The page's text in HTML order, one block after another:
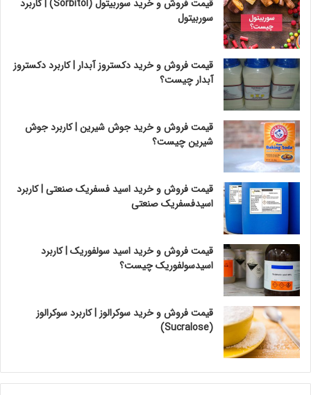
قیمت فروش و خرید سوربیتول (Sorbitol) | کاربرد
سوربیتول
قیمت فروش و خرید دکستروز آبدار | کاربرد دکستروز
آبدار چیست؟
قیمت فروش و خرید جوش شیرین | کاربرد جوش
شیرین چیست؟
قیمت فروش و خرید اسید فسفریک صنعتی | کاربرد
اسیدفسفریک صنعتی
قیمت فروش و خرید اسید سولفوریک | کاربرد
اسیدسولفوریک چیست؟
قیمت فروش و خرید سوکرالوز | کاربرد سوکرالوز
(Sucralose)